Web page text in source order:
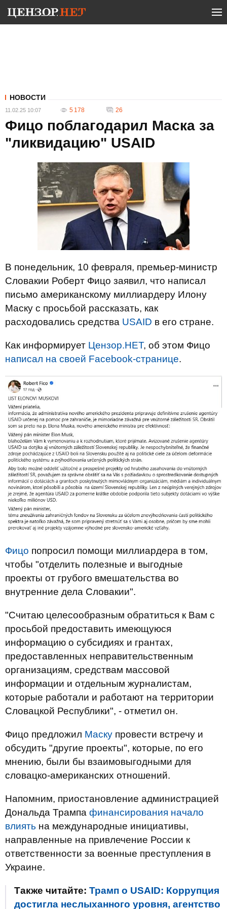
НОВОСТИ
11.02.25 10:07 5 178 26
Фицо поблагодарил Маска за
"ликвидацию" USAID
В понедельник, 10 февраля, премьер-министр
Словакии Роберт Фицо заявил, что написал
письмо американскому миллиардеру Илону
Маску с просьбой рассказать, как
расходовались средства USAID в его стране.
Как информирует Цензор.НЕТ, об этом Фицо
написал на своей Facebook-странице.
Фицо попросил помощи миллиардера в том,
чтобы "отделить полезные и выгодные
проекты от грубого вмешательства во
внутренние дела Словакии".
"Считаю целесообразным обратиться к Вам с
просьбой предоставить имеющуюся
информацию о субсидиях и грантах,
предоставленных неправительственным
организациям, средствам массовой
информации и отдельным журналистам,
которые работали и работают на территории
Словацкой Республики", - отметил он.
Фицо предложил Маску провести встречу и
обсудить "другие проекты", которые, по его
мнению, были бы взаимовыгодными для
словацко-американских отношений.
Напомним, приостановление администрацией
Дональда Трампа финансирования начало
влиять на международные инициативы,
направленные на привлечение России к
ответственности за военные преступления в
Украине.
Также читайте: Трамп о USAID: Коррупция
достигла неслыханного уровня, агентство